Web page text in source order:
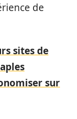
de
sites de
sur